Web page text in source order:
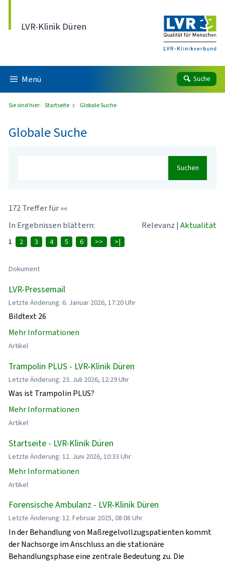
LVR-Klinik Düren
Menü Suche
Sie sind hier: Startseite Globale Suche
Globale Suche
Suchen
172 Treffer für »«
In Ergebnissen blättern:
Relevanz | Aktualität
1 2 3 4 5 6 >> >|
Dokument
LVR-Pressemail
Letzte Änderung: 6. Januar 2026, 17:20 Uhr
Bildtext 26
Mehr Informationen
Artikel
Trampolin PLUS - LVR-Klinik Düren
Letzte Änderung: 23. Juli 2026, 12:29 Uhr
Was ist Trampolin PLUS?
Mehr Informationen
Artikel
Startseite - LVR-Klinik Düren
Letzte Änderung: 12. Juni 2026, 10:33 Uhr
Mehr Informationen
Artikel
Forensische Ambulanz - LVR-Klinik Düren
Letzte Änderung: 12. Februar 2025, 08:08 Uhr
In der Behandlung von Maßregelvollzugspatienten kommt
der Nachsorge im Anschluss an die stationäre
Behandlungsphase eine zentrale Bedeutung zu. Die